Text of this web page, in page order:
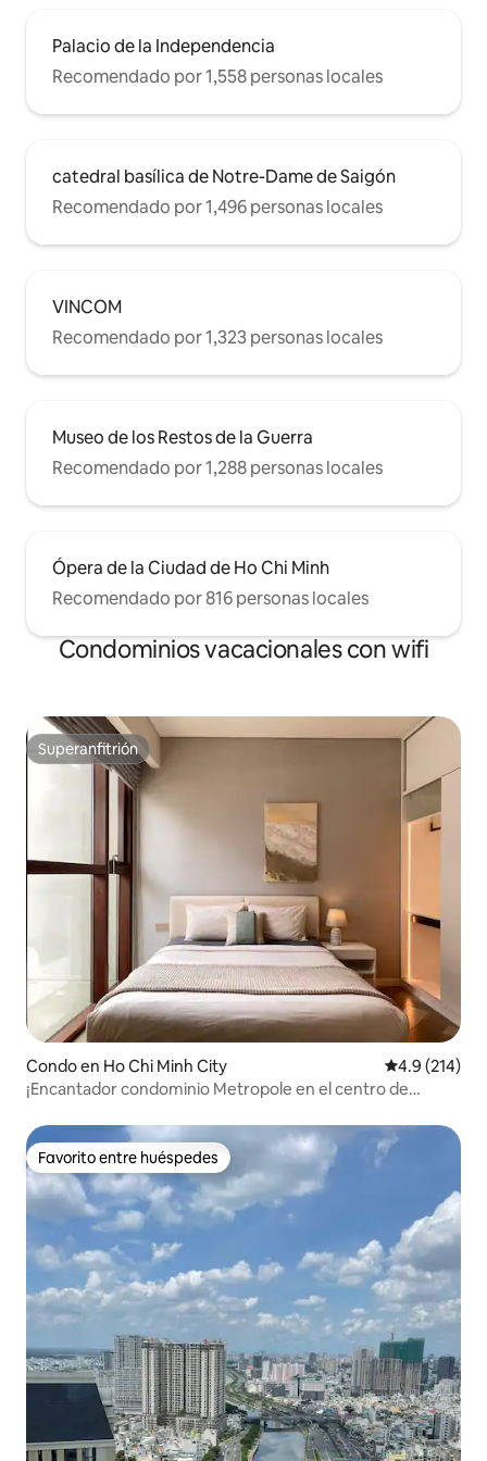
edificio en sí está lleno de cafeterías
boutique y galerías de arte. Literalmente
te estás quedando en el corazón de la
ciudad de Ho Chi Minh. A 3 minutos de
Thanh y los taxis están justo enfrente de
tu puerta. Prepárate para explorar
Saigón, ¡la perla del Lejano Oriente!
Palacio de la Independencia
Recomendado por 1,558 personas locales
catedral basílica de Notre-Dame de Saigón
Recomendado por 1,496 personas locales
VINCOM
Recomendado por 1,323 personas locales
Museo de los Restos de la Guerra
Recomendado por 1,288 personas locales
Ópera de la Ciudad de Ho Chi Minh
Recomendado por 816 personas locales
Condominios vacacionales con wifi
Superanfitrión
Superanfitrión
Condo en Ho Chi Minh City Calificación
4.9 (214)
¡Encantador condominio Metropole en el centro de
Favorito entre huéspedes
Favorito entre huéspedes